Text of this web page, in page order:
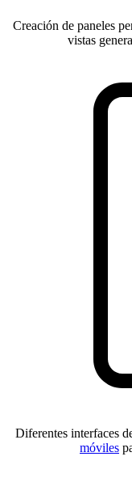
Creación de paneles
vistas
Diferentes interfaces
móviles